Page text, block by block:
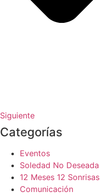
Siguiente
Categorías
Eventos
Soledad No Deseada
12 Meses 12 Sonrisas
Comunicación